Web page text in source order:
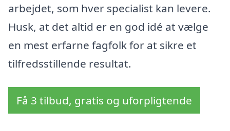
arbejdet, som hver specialist kan levere.
Husk, at det altid er en god idé at vælge
en mest erfarne fagfolk for at sikre et
tilfredsstillende resultat.
Få 3 tilbud, gratis og uforpligtende